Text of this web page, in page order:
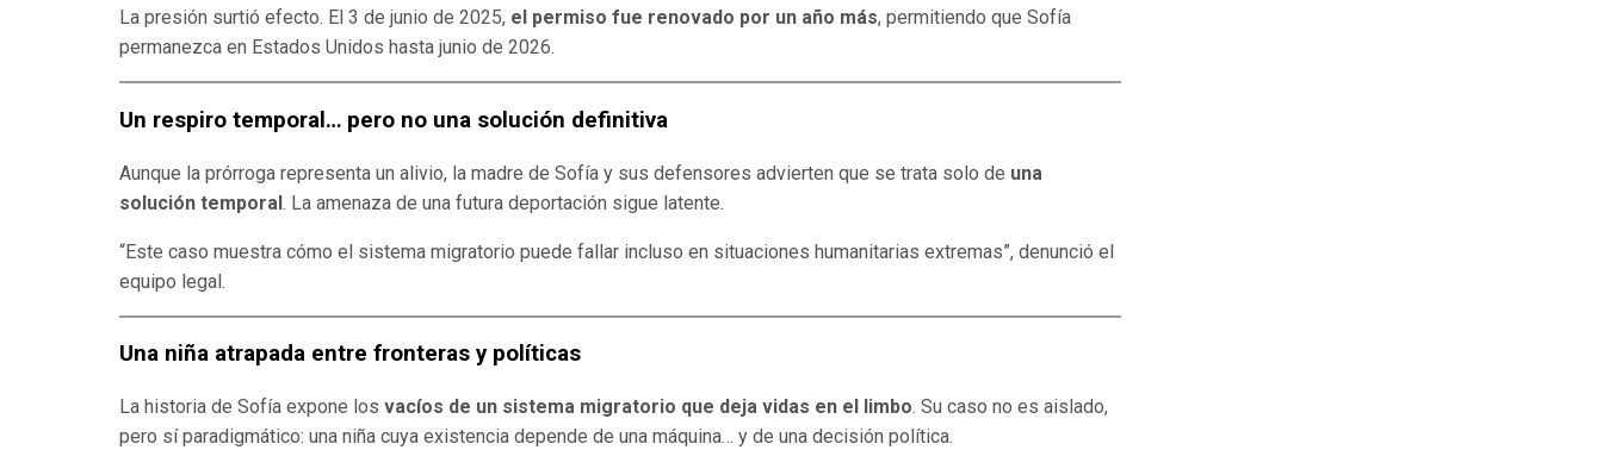
La presión surtió efecto. El 3 de junio de 2025, el permiso fue renovado por un año más, permitiendo que Sofía
permanezca en Estados Unidos hasta junio de 2026.
Un respiro temporal… pero no una solución definitiva
Aunque la prórroga representa un alivio, la madre de Sofía y sus defensores advierten que se trata solo de una
solución temporal. La amenaza de una futura deportación sigue latente.
“Este caso muestra cómo el sistema migratorio puede fallar incluso en situaciones humanitarias extremas”, denunció el
equipo legal.
Una niña atrapada entre fronteras y políticas
La historia de Sofía expone los vacíos de un sistema migratorio que deja vidas en el limbo. Su caso no es aislado,
pero sí paradigmático: una niña cuya existencia depende de una máquina… y de una decisión política.